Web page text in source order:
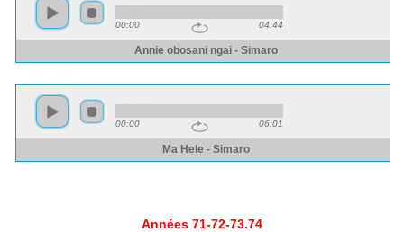
Années 71-72-73.74